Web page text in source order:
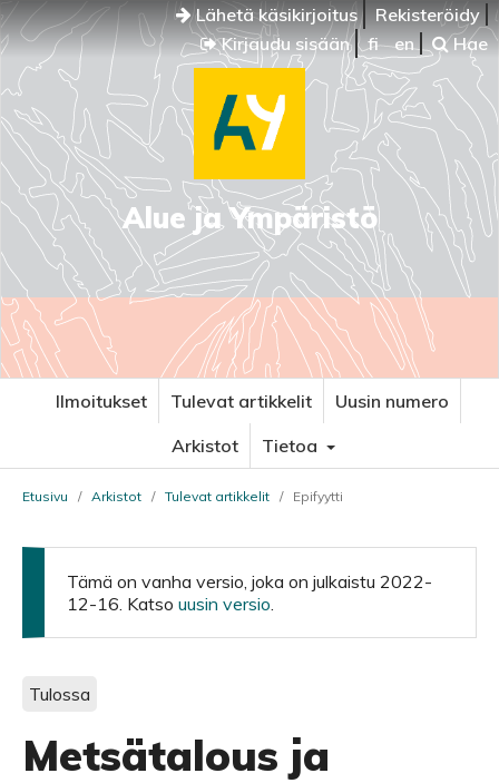
Lähetä käsikirjoitus
Rekisteröidy
Kirjaudu sisään
fi en Hae
Alue ja Ympäristö
Ilmoitukset Tulevat artikkelit
Uusin numero
Arkistot
Tietoa
Etusivu / Arkistot / Tulevat artikkelit / Epifyytti
Tämä on vanha versio, joka on julkaistu 2022-
12-16. Katso uusin versio.
Tulossa
Metsätalous ja